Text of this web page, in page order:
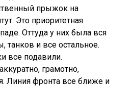
прыжок на
Это приоритетная
Оттуда у них была вся
танков и все остальное.
все подавили.
грамотно,
Линия фронта все ближе и